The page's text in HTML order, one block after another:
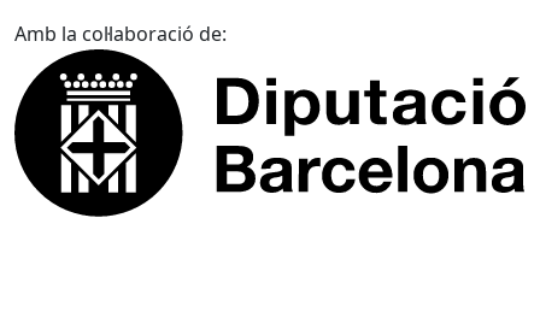
Amb la col·laboració de: